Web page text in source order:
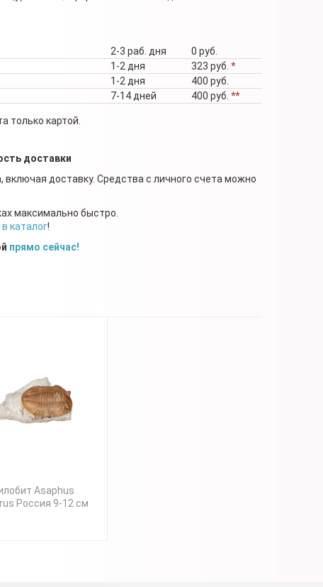
2-3 раб. дня
0 руб.
1-2 дня 323 руб. *
1-2 дня
400 руб.
7-14 дней 400 руб. **
только картой.
доставки
доставку. Средства с личного счета можно
максимально быстро.
каталог!
прямо сейчас!
Asaphus
Россия 9-12 см